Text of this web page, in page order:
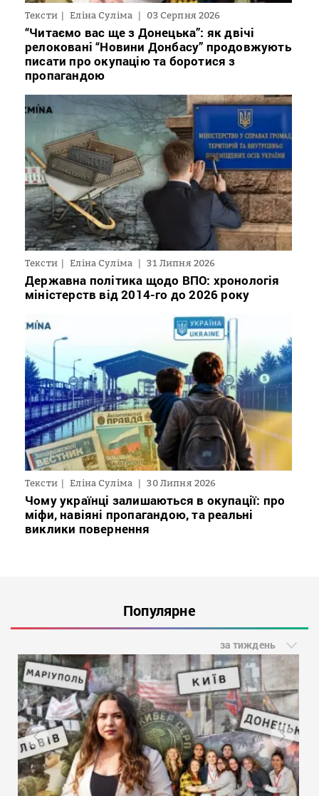
Тексти Еліна Суліма 03 Серпня 2026
“Читаємо вас ще з Донецька”: як двічі
релоковані “Новини Донбасу” продовжують
писати про окупацію та боротися з
пропагандою
Тексти Еліна Суліма 31 Липня 2026
Державна політика щодо ВПО: хронологія
міністерств від 2014-го до 2026 року
Тексти Еліна Суліма 30 Липня 2026
Чому українці залишаються в окупації: про
міфи, навіяні пропагандою, та реальні
виклики повернення
Популярне
за тиждень